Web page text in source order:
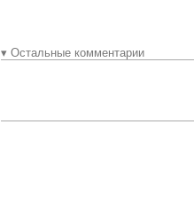
▾ Остальные комментарии